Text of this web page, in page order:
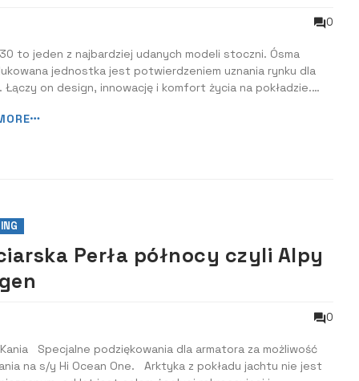
0
to jeden z najbardziej udanych modeli stoczni. Ósma
jednostka jest potwierdzeniem uznania rynku dla
Łączy on design, innowację i komfort życia na pokładzie.
jednostki. Jest ona obecnie w budowie. Charakterystyka
Perła północy czyli Alpy
0
Specjalne podziękowania dla armatora za możliwość
na s/y Hi Ocean One. Arktyka z pokładu jachtu nie jest